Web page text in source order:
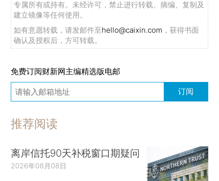
专属所有或持有。未经许可，禁止进行转载、摘编、复制及
建立镜像等任何使用。
如有意愿转载，请发邮件至hello@caixin.com ，获得书面
确认及授权后，方可转载。
免费订阅财新网主编精选版电邮
订阅
推荐阅读
离岸信托90天补税窗口期疑问
2026年08月08日